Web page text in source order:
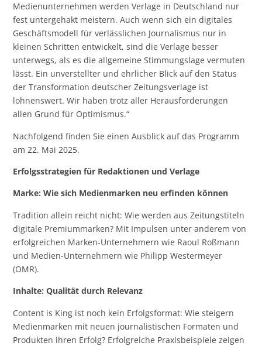
Medienunternehmen werden Verlage in Deutschland nur
fest untergehakt meistern. Auch wenn sich ein digitales
Geschäftsmodell für verlässlichen Journalismus nur in
kleinen Schritten entwickelt, sind die Verlage besser
unterwegs, als es die allgemeine Stimmungslage vermuten
lässt. Ein unverstellter und ehrlicher Blick auf den Status
der Transformation deutscher Zeitungsverlage ist
lohnenswert. Wir haben trotz aller Herausforderungen
allen Grund für Optimismus.“
Nachfolgend finden Sie einen Ausblick auf das Programm
am 22. Mai 2025.
Erfolgsstrategien für Redaktionen und Verlage
Marke: Wie sich Medienmarken neu erfinden können
Tradition allein reicht nicht: Wie werden aus Zeitungstiteln
digitale Premiummarken? Mit Impulsen unter anderem von
erfolgreichen Marken-Unternehmern wie Raoul Roßmann
und Medien-Unternehmern wie Philipp Westermeyer
(OMR).
Inhalte: Qualität durch Relevanz
Content is King ist noch kein Erfolgsformat: Wie steigern
Medienmarken mit neuen journalistischen Formaten und
Produkten ihren Erfolg? Erfolgreiche Praxisbeispiele zeigen